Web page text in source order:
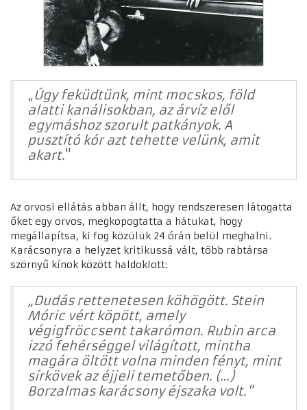
„Úgy feküdtünk, mint mocskos, föld
alatti kanálisokban, az árvíz elől
egymáshoz szorult patkányok. A
pusztító kór azt tehette velünk, amit
akart."
Az orvosi ellátás abban állt, hogy rendszeresen látogatta
őket egy orvos, megkopogtatta a hátukat, hogy
megállapítsa, ki fog közülük 24 órán belül meghalni.
Karácsonyra a helyzet kritikussá vált, több rabtársa
szörnyű kínok között haldoklott:
„Dudás rettenetesen köhögött. Stein
Móric vért köpött, amely
végigfröccsent takarómon. Rubin arca
izzó fehérséggel világított, mintha
magára öltött volna minden fényt, mint
sírkövek az éjjeli temetőben. (…)
Borzalmas karácsony éjszaka volt."